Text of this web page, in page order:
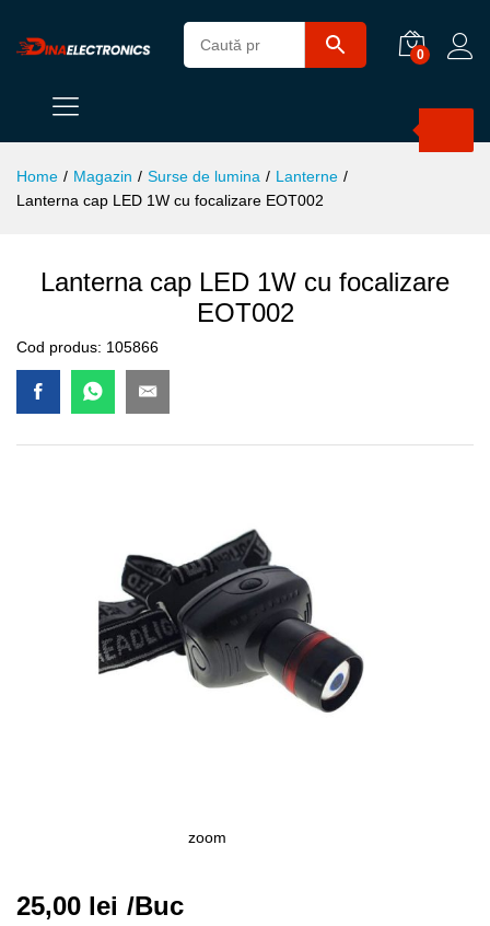
0
Home / Magazin / Surse de lumina / Lanterne /
Lanterna cap LED 1W cu focalizare EOT002
Lanterna cap LED 1W cu focalizare
EOT002
Cod produs: 105866
zoom
25,00 lei /Buc